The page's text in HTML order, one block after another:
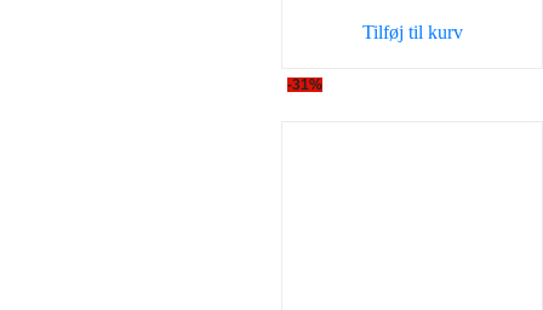
Tilføj til kurv
-31%